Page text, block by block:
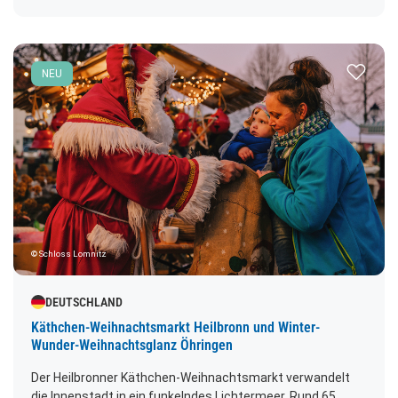
wärmendem Glühwein sowie leckeren, winterlichen
Gaumenfreuden erwarten den Besucher. Abfahrt: 09.00
Uhr
NEU Zur
© Schloss Lomnitz
DEUTSCHLAND
Käthchen-Weihnachtsmarkt Heilbronn und Winter-
Wunder-Weihnachtsglanz Öhringen
Der Heilbronner Käthchen-Weihnachtsmarkt verwandelt